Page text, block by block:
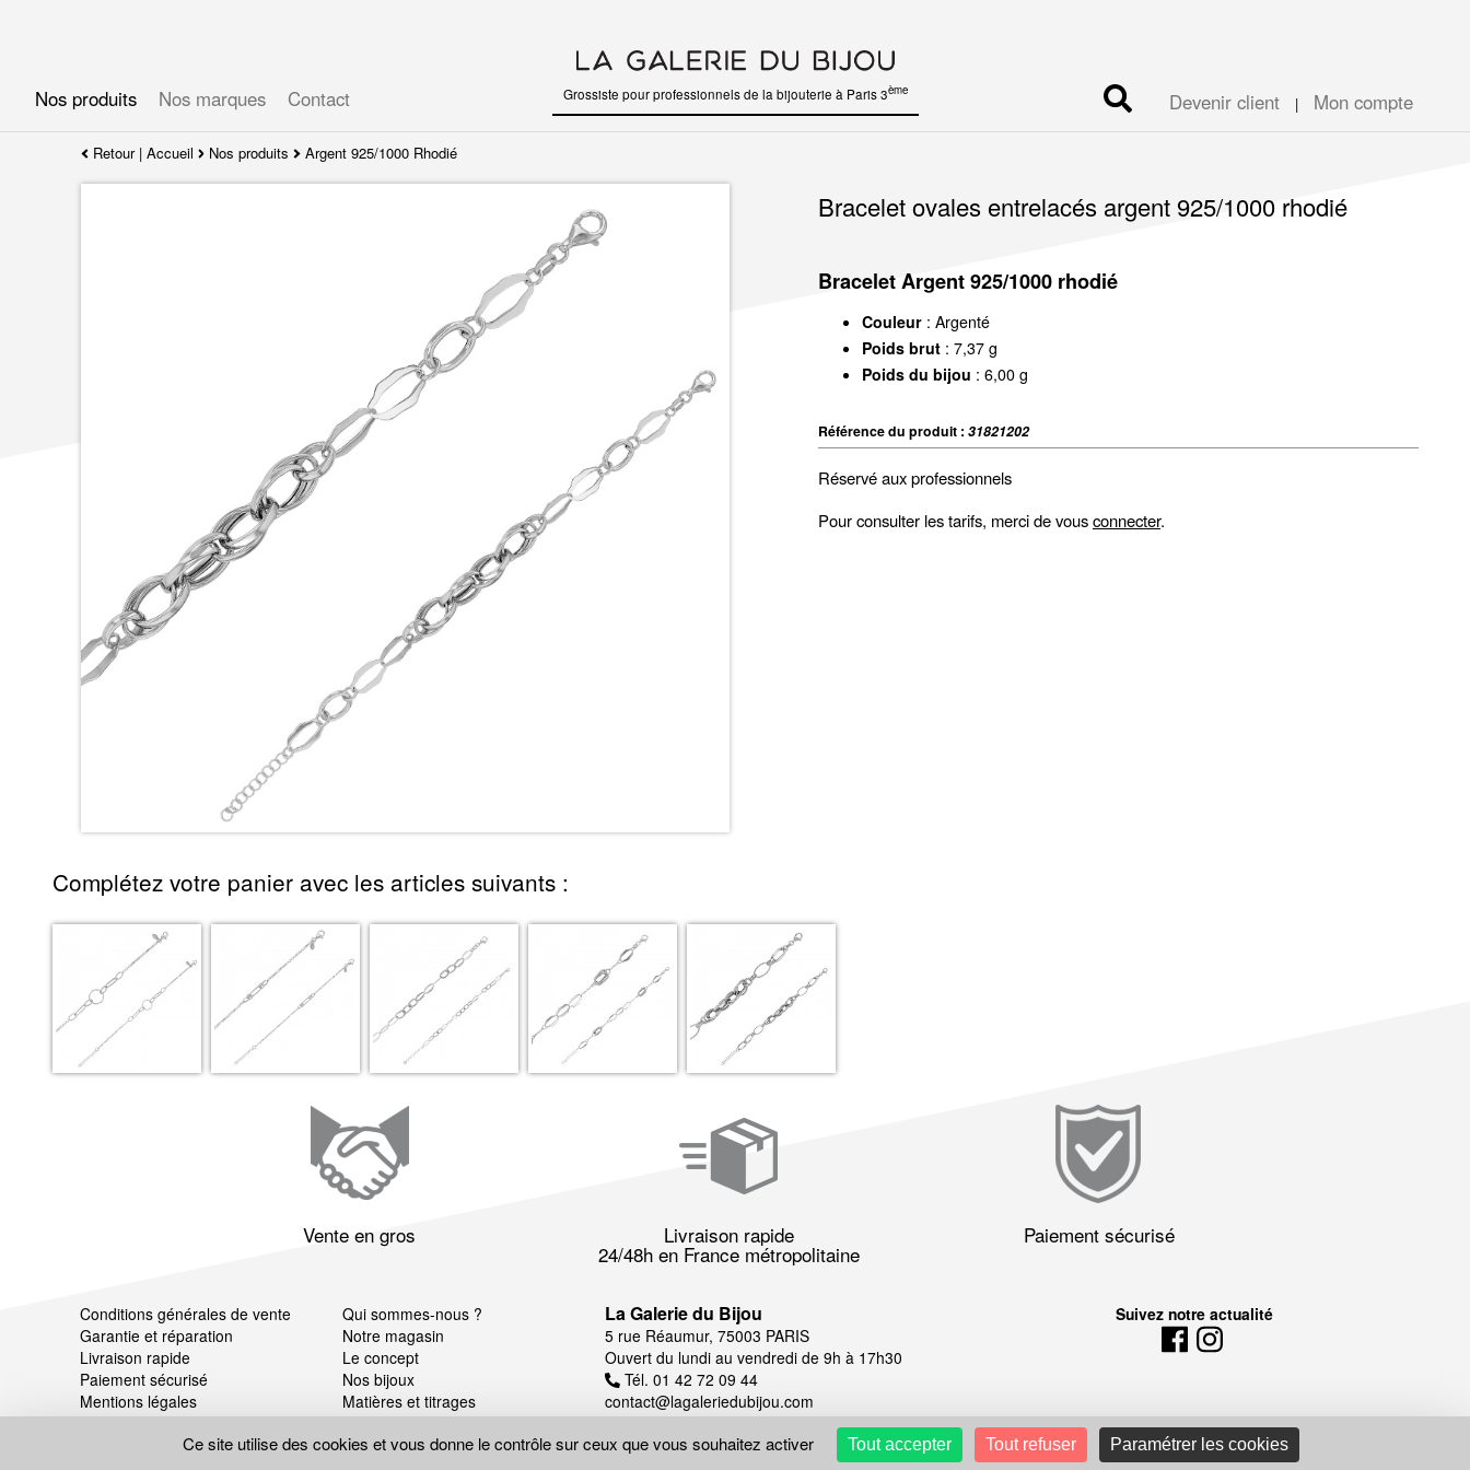
Nos produits Nos marques Contact Devenir client | Mon compte
Grossiste pour professionnels de la bijouterie à Paris 3ème
Retour| Accueil Nos produits Argent 925/1000 Rhodié
Bracelet ovales entrelacés argent 925/1000 rhodié
Bracelet Argent 925/1000 rhodié
Couleur: Argenté
Poids brut: 7,37 g
Poids du bijou : 6,00 g
Référence du produit : 31821202
Réservé aux professionnels
Pour consulter les tarifs, merci de vousconnecter.
Complétez votre panier avec les articles suivants :
Vente en gros Livraison rapide
24/48h en France métropolitaine
Paiement sécurisé
Conditions générales de vente
Garantie et réparation
Livraison rapide
Paiement sécurisé
Mentions légales
Gestion des cookies
Qui sommes-nous ?
Notre magasin
Le concept
Nos bijoux
Matières et titrages
La Galerie du Bijou
5 rue Réaumur, 75003 PARIS
Ouvert du lundi au vendredi de 9h à 17h30
Tél. 01 42 72 09 44
contact@lagaleriedubijou.com
Suivez notre actualité
Ce site utilise des cookies et vous donne le contrôle sur ceux que vous souhaitez activer Tout accepter Tout refuser Paramétrer les cookies